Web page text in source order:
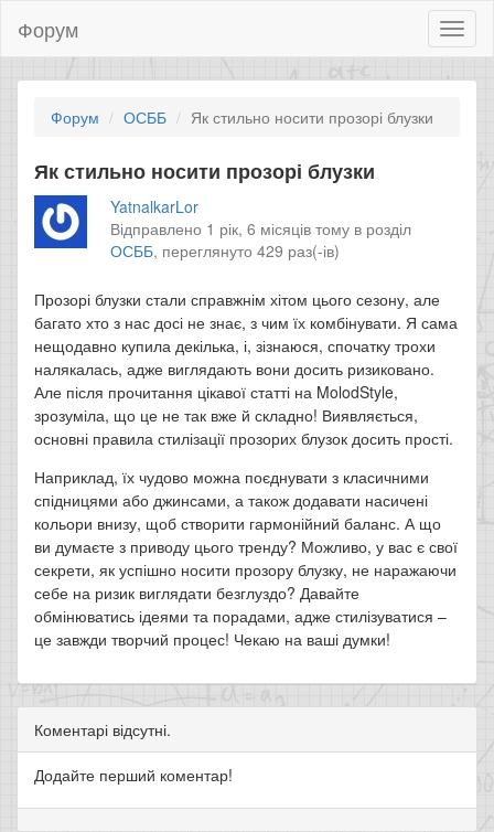
Форум
Форум ОСББ Як стильно носити прозорі блузки
Як стильно носити прозорі блузки
YatnalkarLor
Відправлено 1 рік, 6 місяців тому в розділ
ОСББ, переглянуто 429 раз(-ів)
Прозорі блузки стали справжнім хітом цього сезону, але
багато хто з нас досі не знає, з чим їх комбінувати. Я сама
нещодавно купила декілька, і, зізнаюся, спочатку трохи
налякалась, адже виглядають вони досить ризиковано.
Але після прочитання цікавої статті на MolodStyle,
зрозуміла, що це не так вже й складно! Виявляється,
основні правила стилізації прозорих блузок досить прості.
Наприклад, їх чудово можна поєднувати з класичними
спідницями або джинсами, а також додавати насичені
кольори внизу, щоб створити гармонійний баланс. А що
ви думаєте з приводу цього тренду? Можливо, у вас є свої
секрети, як успішно носити прозору блузку, не наражаючи
себе на ризик виглядати безглуздо? Давайте
обмінюватись ідеями та порадами, адже стилізуватися –
це завжди творчий процес! Чекаю на ваші думки!
Коментарі відсутні.
Додайте перший коментар!